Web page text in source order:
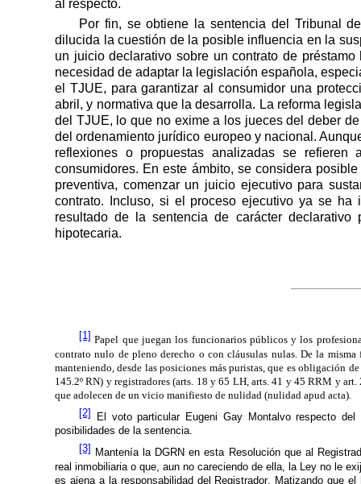
al respecto.
Por fin, se obtiene la sentencia del Tribunal
dilucida la cuestión de la posible influencia en la
un juicio declarativo sobre un contrato de
necesidad de adaptar la legislación española,
el TJUE, para garantizar al consumidor una
abril, y normativa que la desarrolla. La reforma
del TJUE, lo que no exime a los jueces del deber
del ordenamiento jurídico europeo y nacional.
reflexiones o propuestas analizadas se
consumidores. En este ámbito, se considera
preventiva, comenzar un juicio ejecutivo para
contrato. Incluso, si el proceso ejecutivo ya se
resultado de la sentencia de carácter
hipotecaria.
[1] Papel que juegan los funcionarios públicos y los
contrato nulo de pleno derecho o con cláusulas nulas. De la
manteniendo, desde las posiciones más puristas, que es obligación
145.2º RN) y registradores (arts. 18 y 65 LH, arts. 41 y 45 RRM y
que adolecen de un vicio manifiesto de nulidad (nulidad apud acta).
[2]
El voto particular Eugeni Gay Montalvo respecto
posibilidades de la sentencia.
[3] Mantenía la DGRN en esta Resolución que al
real inmobiliaria o que, aun no careciendo de ella,la Ley no le
es ajena a la responsabilidad del Registrador. Matizando que